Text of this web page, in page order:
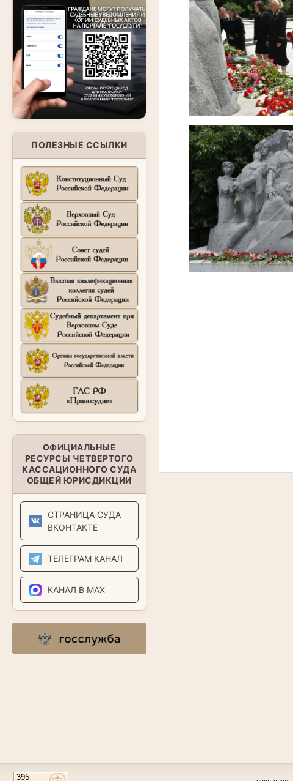
ПОЛЕЗНЫЕ ССЫЛКИ
ОФИЦИАЛЬНЫЕ
РЕСУРСЫ ЧЕТВЕРТОГО
КАССАЦИОННОГО СУДА
ОБЩЕЙ ЮРИСДИКЦИИ
СТРАНИЦА СУДА
ВКОНТАКТЕ
ТЕЛЕГРАМ КАНАЛ
КАНАЛ В MAX